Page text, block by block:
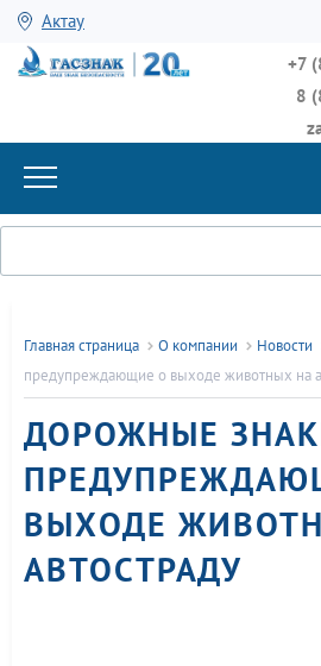
Актау
+7
8
Главная страница О компании Новости
предупреждающие о выходе животных на
ДОРОЖНЫЕ
ВЫХОДЕ
АВТОСТРАДУ